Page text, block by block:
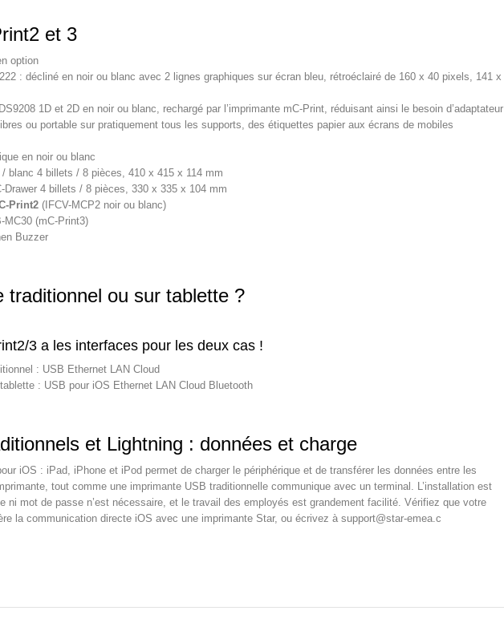
et 3
option
: décliné en noir ou blanc avec 2 lignes graphiques sur écran bleu, rétroéclairé de 160 x 40 pixels, 141 x
1D et 2D en noir ou blanc, rechargé par l’imprimante mC-Print, réduisant ainsi le besoin d’adaptateur
ou portable sur pratiquement tous les supports, des étiquettes papier aux écrans de mobiles
en noir ou blanc
blanc 4 billets / 8 pièces, 410 x 415 x 114 mm
Drawer 4 billets / 8 pièces, 330 x 335 x 104 mm
Print2(IFCV-MCP2 noir ou blanc)
MC30 (mC-Print3)
Buzzer
traditionnel ou sur tablette ?
3 a les interfaces pour les deux cas !
: USB Ethernet LAN Cloud
: USB pour iOS Ethernet LAN Cloud Bluetooth
et Lightning : données et charge
iOS : iPad, iPhone et iPod permet de charger le périphérique et de transférer les données entre les
tout comme une imprimante USB traditionnelle communique avec un terminal. L’installation est
ni mot de passe n’est nécessaire, et le travail des employés est grandement facilité. Vérifiez que votre
la communication directe iOS avec une imprimante Star, ou écrivez à support@star-emea.c